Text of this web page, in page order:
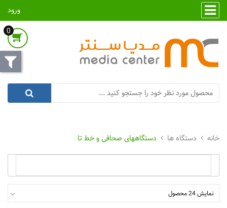
ورود
0
دستگاه ها دستگاههای صحافی و خط تا
نمایش 24 محصول